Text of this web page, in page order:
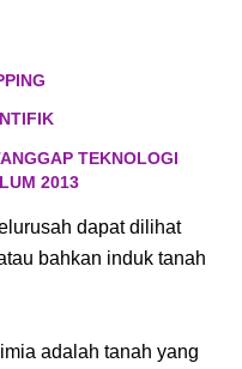
TEKNOLOGI
2013
dapat dilihat
bahkan induk tanah
adalah tanah yang